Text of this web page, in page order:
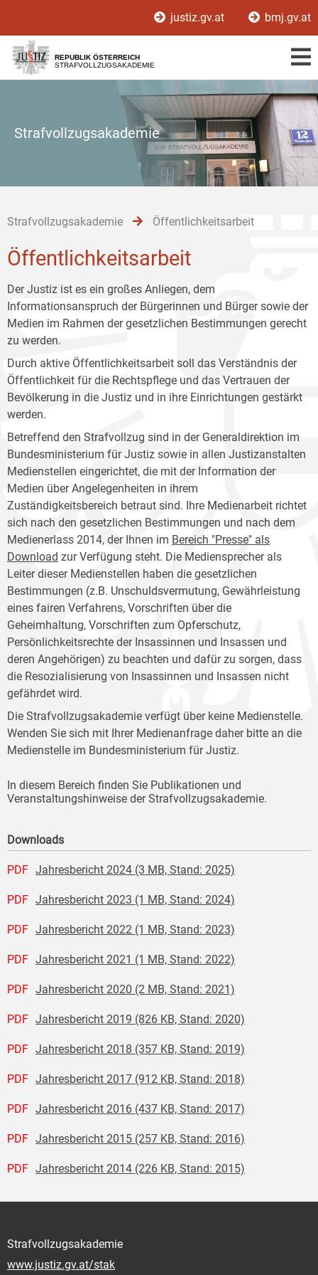
[1]
[2]
[3]
justiz.gv.at bmj.gv.at
REPUBLIK ÖSTERREICH
STRAFVOLLZUGSAKADEMIE
Strafvollzugsakademie
Strafvollzugsakademie Öffentlichkeitsarbeit
Öffentlichkeitsarbeit
Der Justiz ist es ein großes Anliegen, dem
Informationsanspruch der Bürgerinnen und Bürger sowie der
Medien im Rahmen der gesetzlichen Bestimmungen gerecht
zu werden.
Durch aktive Öffentlichkeitsarbeit soll das Verständnis der
Öffentlichkeit für die Rechtspflege und das Vertrauen der
Bevölkerung in die Justiz und in ihre Einrichtungen gestärkt
werden.
Betreffend den Strafvollzug sind in der Generaldirektion im
Bundesministerium für Justiz sowie in allen Justizanstalten
Medienstellen eingerichtet, die mit der Information der
Medien über Angelegenheiten in ihrem
Zuständigkeitsbereich betraut sind. Ihre Medienarbeit richtet
sich nach den gesetzlichen Bestimmungen und nach dem
Medienerlass 2014, der Ihnen im Bereich "Presse" als
Download zur Verfügung steht. Die Mediensprecher als
Leiter dieser Medienstellen haben die gesetzlichen
Bestimmungen (z.B. Unschuldsvermutung, Gewährleistung
eines fairen Verfahrens, Vorschriften über die
Geheimhaltung, Vorschriften zum Opferschutz,
Persönlichkeitsrechte der Insassinnen und Insassen und
deren Angehörigen) zu beachten und dafür zu sorgen, dass
die Resozialisierung von Insassinnen und Insassen nicht
gefährdet wird.
Die Strafvollzugsakademie verfügt über keine Medienstelle.
Wenden Sie sich mit Ihrer Medienanfrage daher bitte an die
Medienstelle im Bundesministerium für Justiz.
In diesem Bereich finden Sie Publikationen und
Veranstaltungshinweise der Strafvollzugsakademie.
Downloads
PDF Jahresbericht 2024 (3 MB, Stand: 2025)
PDF Jahresbericht 2023 (1 MB, Stand: 2024)
PDF Jahresbericht 2022 (1 MB, Stand: 2023)
PDF Jahresbericht 2021 (1 MB, Stand: 2022)
PDF Jahresbericht 2020 (2 MB, Stand: 2021)
PDF Jahresbericht 2019 (826 KB, Stand: 2020)
PDF Jahresbericht 2018 (357 KB, Stand: 2019)
PDF Jahresbericht 2017 (912 KB, Stand: 2018)
PDF Jahresbericht 2016 (437 KB, Stand: 2017)
PDF Jahresbericht 2015 (257 KB, Stand: 2016)
PDF Jahresbericht 2014 (226 KB, Stand: 2015)
Strafvollzugsakademie
www.justiz.gv.at/stak